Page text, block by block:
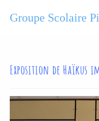
Groupe Scolaire
Exposition de Haïkus